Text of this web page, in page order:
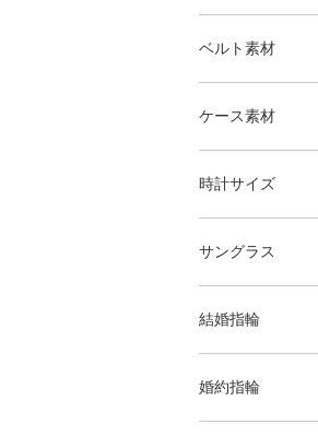
ベルト素材
ケース素材
時計サイズ
サングラス
結婚指輪
婚約指輪